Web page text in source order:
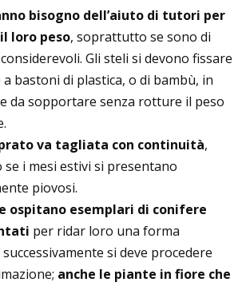
bisogno dell’aiuto di tutori per
loro peso, soprattutto se sono di
Gli steli si devono fissare
bastoni di plastica, o di bambù, in
da sopportare senza rotture il peso
prato va tagliata con continuità,
i mesi estivi si presentano
piovosi.
ospitano esemplari di conifere
per ridar loro una forma
si deve procedere
anche le piante in fiore che